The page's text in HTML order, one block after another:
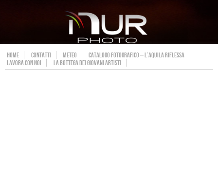
HOME CONTATTI METEO
CATALOGO FOTOGRAFICO – L’AQUILA RIFLESSA
LAVORA CON NOI
LA BOTTEGA DEI GIOVANI ARTISTI